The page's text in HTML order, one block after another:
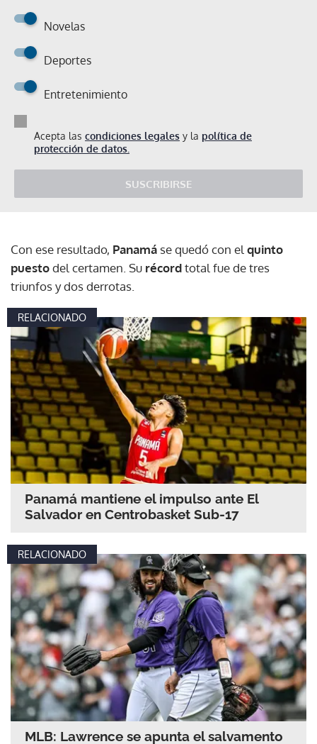
Novelas
Deportes
Entretenimiento
Acepta las condiciones legales y la política de
protección de datos.
SUSCRIBIRSE
Con ese resultado, Panamá se quedó con el quinto
puestodel certamen. Su récordtotal fue de tres
triunfos y dos derrotas.
RELACIONADO
Panamá mantiene el impulso ante El
Salvador en Centrobasket Sub-17
RELACIONADO
MLB: Lawrence se apunta el salvamento